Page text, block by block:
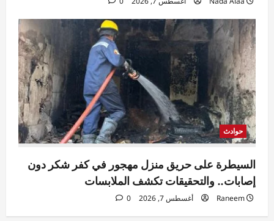
حوادث
السيطرة على حريق منزل مهجور في كفر شكر دون
إصابات.. والتحقيقات تكشف الملابسات
Raneem أغسطس 7, 2026 0